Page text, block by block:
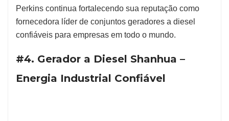
Perkins continua fortalecendo sua reputação como
fornecedora líder de conjuntos geradores a diesel
confiáveis para empresas em todo o mundo.
#4. Gerador a Diesel Shanhua –
Energia Industrial Confiável